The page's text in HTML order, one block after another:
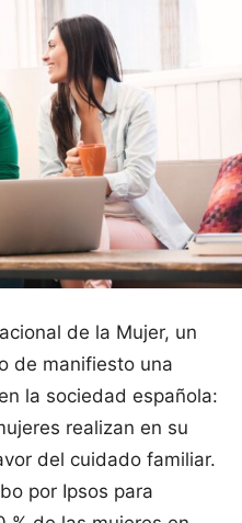
de la Mujer, un
de manifiesto una
la sociedad española:
realizan en su
del cuidado familiar.
por Ipsos para